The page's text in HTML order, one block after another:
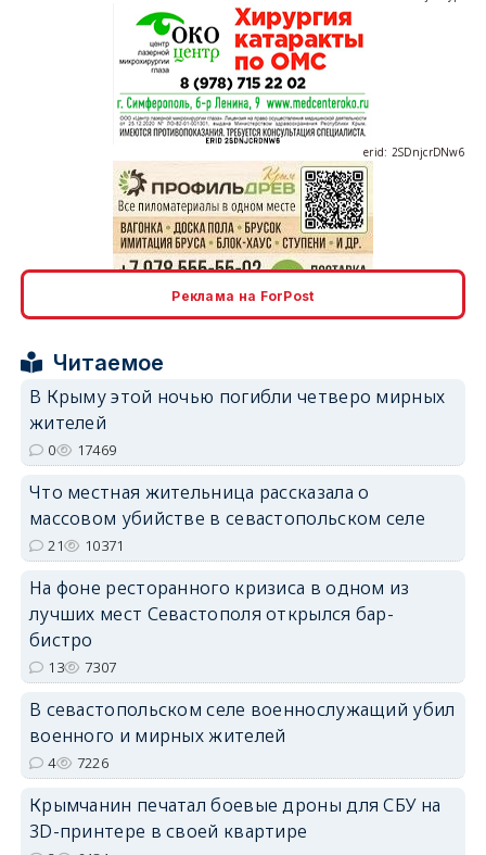
erid: 2SDnjcrDNw6
Реклама на ForPost
Читаемое
В Крыму этой ночью погибли четверо мирных
жителей
0 17469
Что местная жительница рассказала о
массовом убийстве в севастопольском селе
21 10371
На фоне ресторанного кризиса в одном из
лучших мест Севастополя открылся бар-
бистро
13 7307
В севастопольском селе военнослужащий убил
военного и мирных жителей
4 7226
Крымчанин печатал боевые дроны для СБУ на
3D-принтере в своей квартире